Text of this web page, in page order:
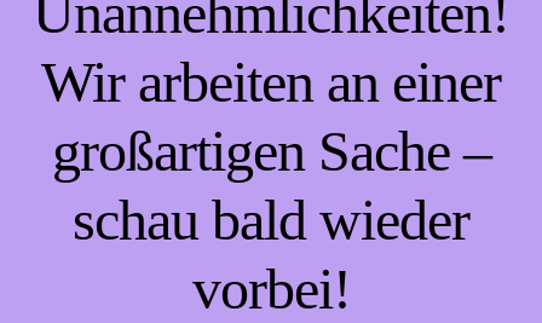
Unannehmlichkeiten!
Wir arbeiten an einer
großartigen Sache –
schau bald wieder
vorbei!